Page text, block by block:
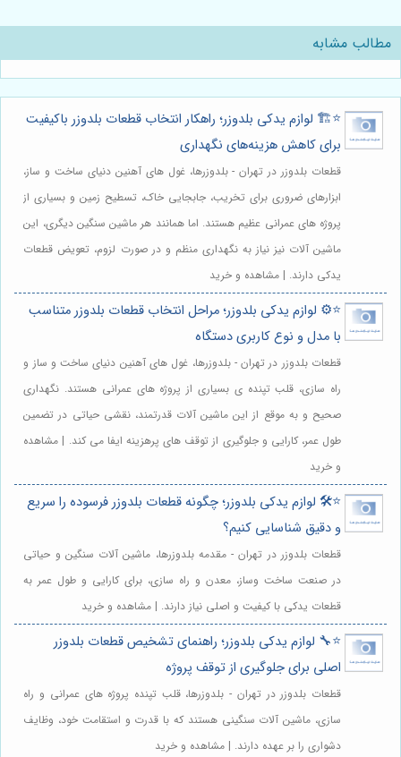
مطالب مشابه
⭐️🏗️ لوازم یدکی بلدوزر؛ راهکار انتخاب قطعات بلدوزر باکیفیت
برای کاهش هزینه‌های نگهداری
قطعات بلدوزر در تهران - بلدوزرها، غول های آهنین دنیای ساخت و ساز،
ابزارهای ضروری برای تخریب، جابجایی خاک، تسطیح زمین و بسیاری از
پروژه های عمرانی عظیم هستند. اما همانند هر ماشین سنگین دیگری، این
ماشین آلات نیز نیاز به نگهداری منظم و در صورت لزوم، تعویض قطعات
یدکی دارند. | مشاهده و خرید
⭐️⚙️ لوازم یدکی بلدوزر؛ مراحل انتخاب قطعات بلدوزر متناسب
با مدل و نوع کاربری دستگاه
قطعات بلدوزر در تهران - بلدوزرها، غول های آهنین دنیای ساخت و ساز و
راه سازی، قلب تپنده ی بسیاری از پروژه های عمرانی هستند. نگهداری
صحیح و به موقع از این ماشین آلات قدرتمند، نقشی حیاتی در تضمین
طول عمر، کارایی و جلوگیری از توقف های پرهزینه ایفا می کند. | مشاهده
و خرید
⭐️🛠️ لوازم یدکی بلدوزر؛ چگونه قطعات بلدوزر فرسوده را سریع
و دقیق شناسایی کنیم؟
قطعات بلدوزر در تهران - مقدمه بلدوزرها، ماشین آلات سنگین و حیاتی
در صنعت ساخت وساز، معدن و راه سازی، برای کارایی و طول عمر به
قطعات یدکی با کیفیت و اصلی نیاز دارند. | مشاهده و خرید
⭐️🔧 لوازم یدکی بلدوزر؛ راهنمای تشخیص قطعات بلدوزر
اصلی برای جلوگیری از توقف پروژه
قطعات بلدوزر در تهران - بلدوزرها، قلب تپنده پروژه های عمرانی و راه
سازی، ماشین آلات سنگینی هستند که با قدرت و استقامت خود، وظایف
دشواری را بر عهده دارند. | مشاهده و خرید